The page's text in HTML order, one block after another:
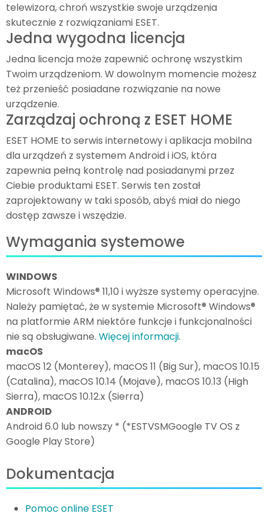
telewizora, chroń wszystkie swoje urządzenia
skutecznie z rozwiązaniami ESET.
Jedna wygodna licencja
Jedna licencja może zapewnić ochronę wszystkim
Twoim urządzeniom. W dowolnym momencie możesz
też przenieść posiadane rozwiązanie na nowe
urządzenie.
Zarządzaj ochroną z ESET HOME
ESET HOME to serwis internetowy i aplikacja mobilna
dla urządzeń z systemem Android i iOS, która
zapewnia pełną kontrolę nad posiadanymi przez
Ciebie produktami ESET. Serwis ten został
zaprojektowany w taki sposób, abyś miał do niego
dostęp zawsze i wszędzie.
Wymagania systemowe
WINDOWS
Microsoft Windows® 11,10 i wyższe systemy operacyjne.
Należy pamiętać, że w systemie Microsoft® Windows®
na platformie ARM niektóre funkcje i funkcjonalności
nie są obsługiwane. Więcej informacji.
macOS
macOS 12 (Monterey), macOS 11 (Big Sur), macOS 10.15
(Catalina), macOS 10.14 (Mojave), macOS 10.13 (High
Sierra), macOS 10.12.x (Sierra)
ANDROID
Android 6.0 lub nowszy * (*ESTVSMGoogle TV OS z
Google Play Store)
Dokumentacja
Pomoc online ESET